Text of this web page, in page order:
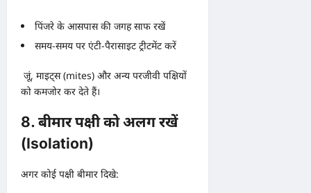
पिंजरे के आसपास की जगह साफ रखें
समय-समय पर एंटी-पैरासाइट ट्रीटमेंट करें
जूं, माइट्स (mites) और अन्य परजीवी पक्षियों
को कमजोर कर देते हैं।
8. बीमार पक्षी को अलग रखें
(Isolation)
अगर कोई पक्षी बीमार दिखे: